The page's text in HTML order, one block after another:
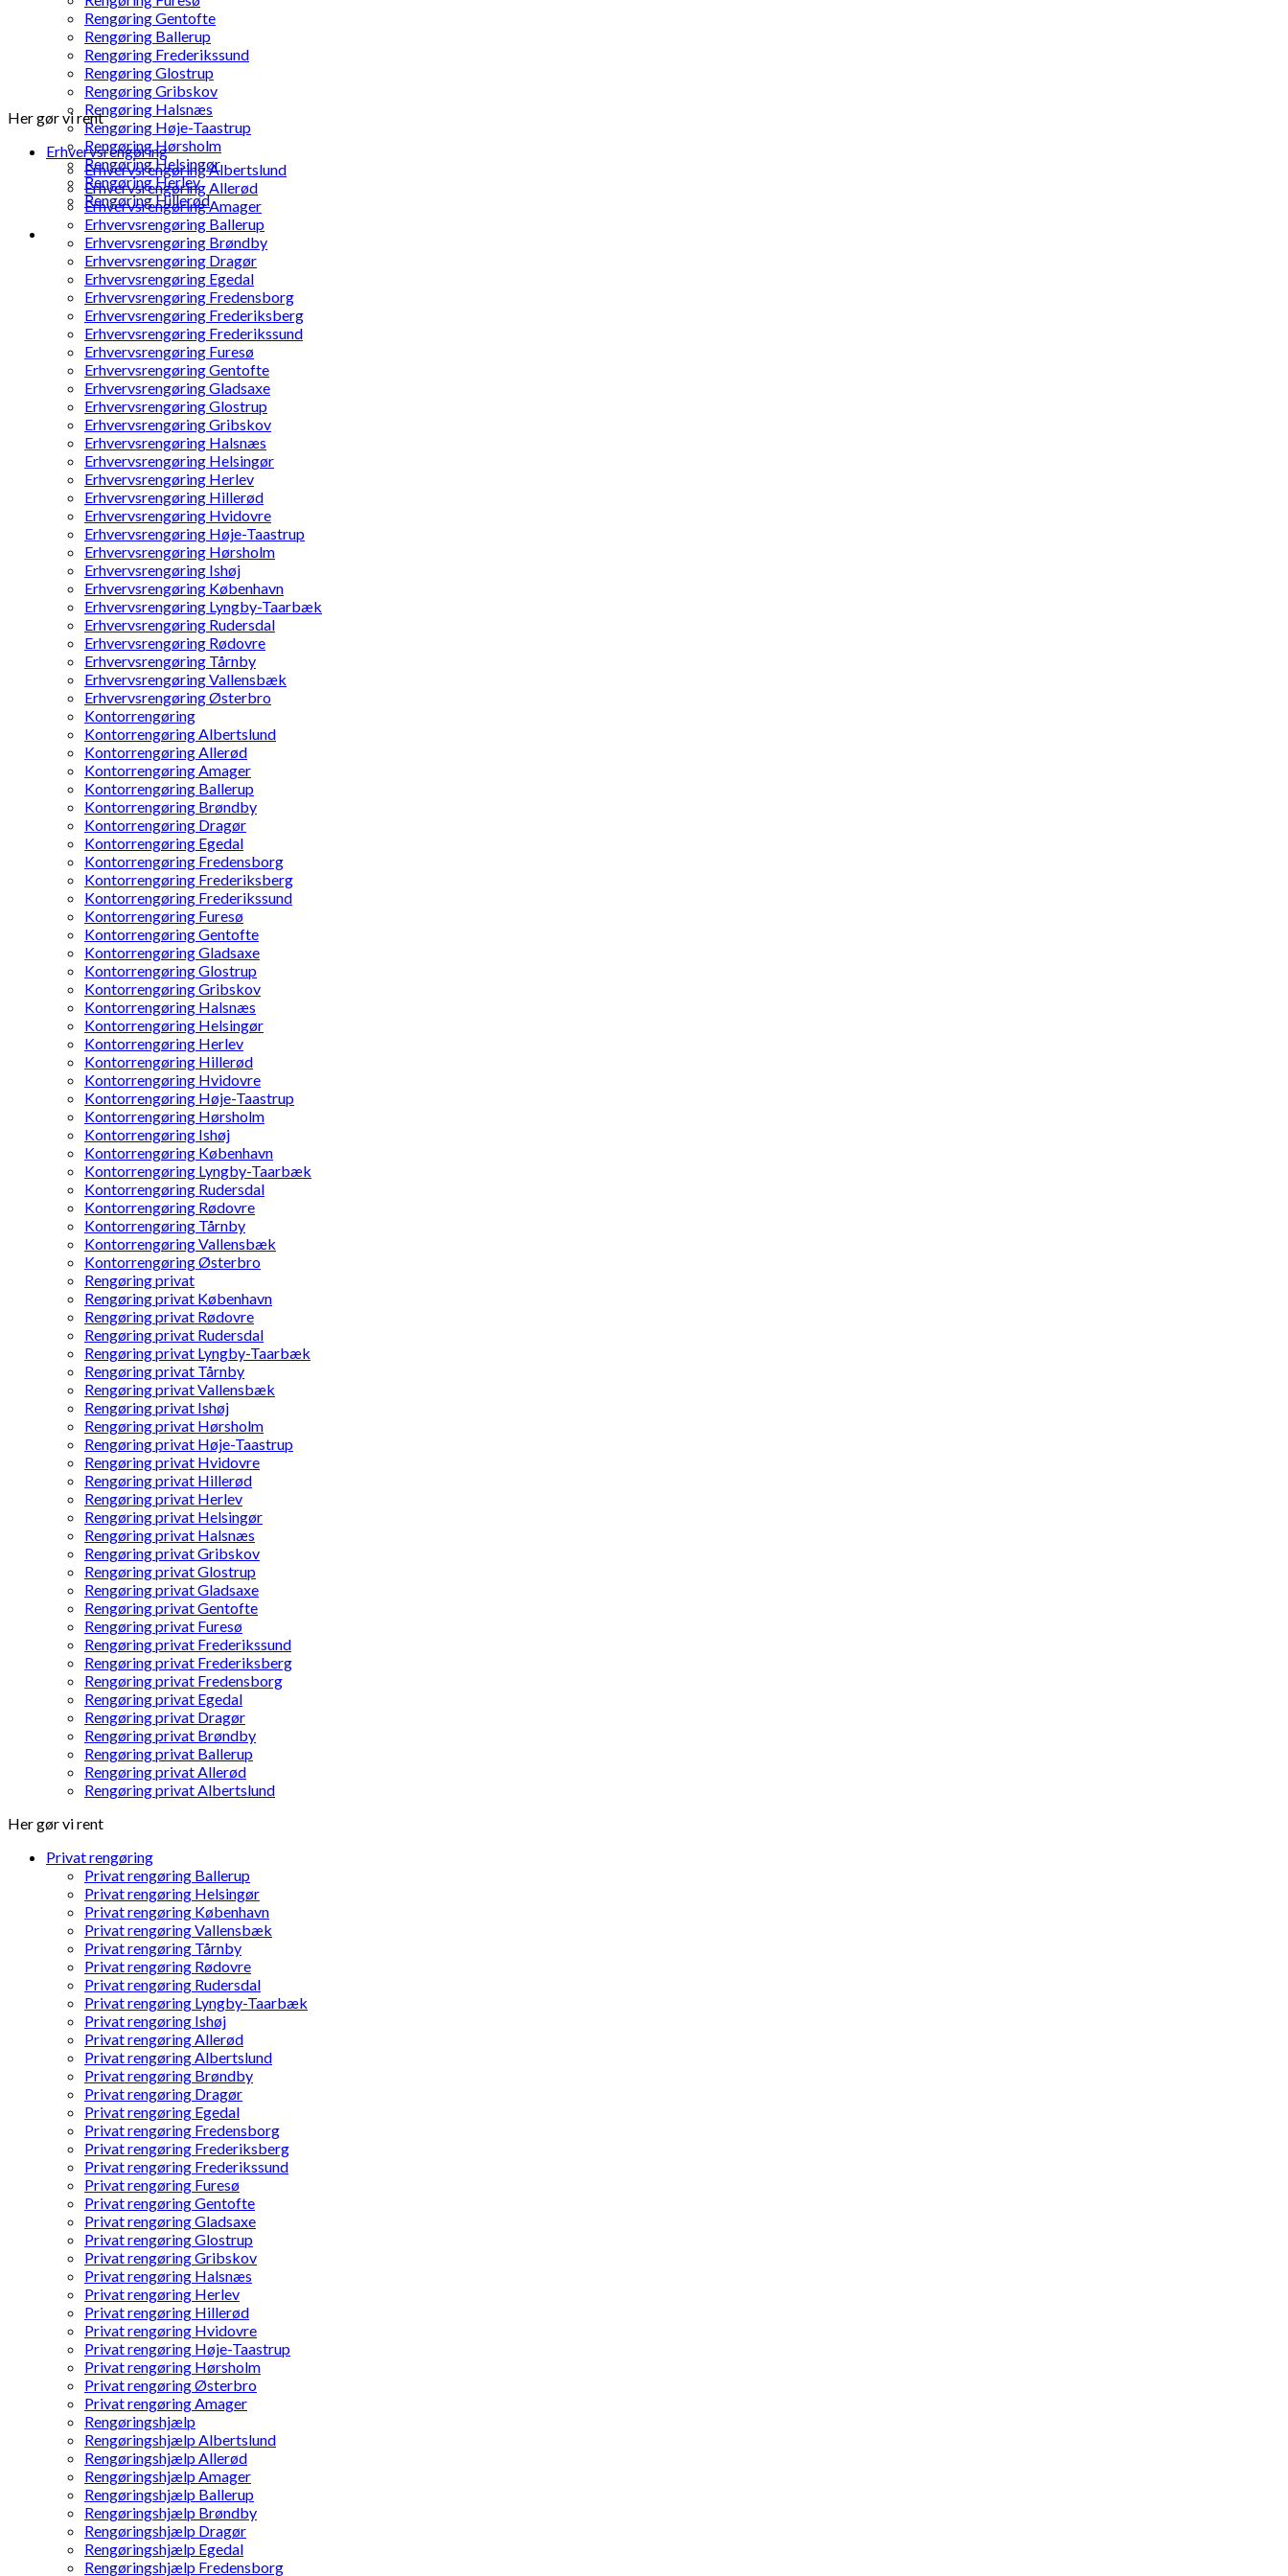
Rengøring Gentofte
Rengøring Ballerup
Rengøring Frederikssund
Rengøring Glostrup
Rengøring Gribskov
Rengøring Halsnæs
Rengøring Høje-Taastrup
Rengøring Hørsholm
Rengøring Helsingør
Rengøring Herlev
Rengøring Hillerød
Her gør vi rent
Erhvervsrengøring
Erhvervsrengøring Albertslund
Erhvervsrengøring Allerød
Erhvervsrengøring Amager
Erhvervsrengøring Ballerup
Erhvervsrengøring Brøndby
Erhvervsrengøring Dragør
Erhvervsrengøring Egedal
Erhvervsrengøring Fredensborg
Erhvervsrengøring Frederiksberg
Erhvervsrengøring Frederikssund
Erhvervsrengøring Furesø
Erhvervsrengøring Gentofte
Erhvervsrengøring Gladsaxe
Erhvervsrengøring Glostrup
Erhvervsrengøring Gribskov
Erhvervsrengøring Halsnæs
Erhvervsrengøring Helsingør
Erhvervsrengøring Herlev
Erhvervsrengøring Hillerød
Erhvervsrengøring Hvidovre
Erhvervsrengøring Høje-Taastrup
Erhvervsrengøring Hørsholm
Erhvervsrengøring Ishøj
Erhvervsrengøring København
Erhvervsrengøring Lyngby-Taarbæk
Erhvervsrengøring Rudersdal
Erhvervsrengøring Rødovre
Erhvervsrengøring Tårnby
Erhvervsrengøring Vallensbæk
Erhvervsrengøring Østerbro
Kontorrengøring
Kontorrengøring Albertslund
Kontorrengøring Allerød
Kontorrengøring Amager
Kontorrengøring Ballerup
Kontorrengøring Brøndby
Kontorrengøring Dragør
Kontorrengøring Egedal
Kontorrengøring Fredensborg
Kontorrengøring Frederiksberg
Kontorrengøring Frederikssund
Kontorrengøring Furesø
Kontorrengøring Gentofte
Kontorrengøring Gladsaxe
Kontorrengøring Glostrup
Kontorrengøring Gribskov
Kontorrengøring Halsnæs
Kontorrengøring Helsingør
Kontorrengøring Herlev
Kontorrengøring Hillerød
Kontorrengøring Hvidovre
Kontorrengøring Høje-Taastrup
Kontorrengøring Hørsholm
Kontorrengøring Ishøj
Kontorrengøring København
Kontorrengøring Lyngby-Taarbæk
Kontorrengøring Rudersdal
Kontorrengøring Rødovre
Kontorrengøring Tårnby
Kontorrengøring Vallensbæk
Kontorrengøring Østerbro
Rengøring privat
Rengøring privat København
Rengøring privat Rødovre
Rengøring privat Rudersdal
Rengøring privat Lyngby-Taarbæk
Rengøring privat Tårnby
Rengøring privat Vallensbæk
Rengøring privat Ishøj
Rengøring privat Hørsholm
Rengøring privat Høje-Taastrup
Rengøring privat Hvidovre
Rengøring privat Hillerød
Rengøring privat Herlev
Rengøring privat Helsingør
Rengøring privat Halsnæs
Rengøring privat Gribskov
Rengøring privat Glostrup
Rengøring privat Gladsaxe
Rengøring privat Gentofte
Rengøring privat Furesø
Rengøring privat Frederikssund
Rengøring privat Frederiksberg
Rengøring privat Fredensborg
Rengøring privat Egedal
Rengøring privat Dragør
Rengøring privat Brøndby
Rengøring privat Ballerup
Rengøring privat Allerød
Rengøring privat Albertslund
Her gør vi rent
Privat rengøring
Privat rengøring Ballerup
Privat rengøring Helsingør
Privat rengøring København
Privat rengøring Vallensbæk
Privat rengøring Tårnby
Privat rengøring Rødovre
Privat rengøring Rudersdal
Privat rengøring Lyngby-Taarbæk
Privat rengøring Ishøj
Privat rengøring Allerød
Privat rengøring Albertslund
Privat rengøring Brøndby
Privat rengøring Dragør
Privat rengøring Egedal
Privat rengøring Fredensborg
Privat rengøring Frederiksberg
Privat rengøring Frederikssund
Privat rengøring Furesø
Privat rengøring Gentofte
Privat rengøring Gladsaxe
Privat rengøring Glostrup
Privat rengøring Gribskov
Privat rengøring Halsnæs
Privat rengøring Herlev
Privat rengøring Hillerød
Privat rengøring Hvidovre
Privat rengøring Høje-Taastrup
Privat rengøring Hørsholm
Privat rengøring Østerbro
Privat rengøring Amager
Rengøringshjælp
Rengøringshjælp Albertslund
Rengøringshjælp Allerød
Rengøringshjælp Amager
Rengøringshjælp Ballerup
Rengøringshjælp Brøndby
Rengøringshjælp Dragør
Rengøringshjælp Egedal
Rengøringshjælp Fredensborg